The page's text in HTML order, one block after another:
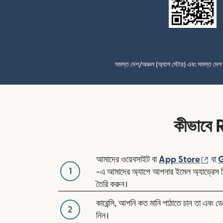
সমস্ত দেশ/অঞ্চল (অ্যাপ স্টোর) এবং সমস্ত দেশ
কীভাবে
1
আমাদের ওয়েবসাইট বা App Store বা
-এ আমাদের অ্যাপে আপনার ইমেল অ্যাড্রেস
তৈরি করুন।
2
কারেন্সি, আপনি কত মানি পাঠাতে চান তা এবং
নিন।